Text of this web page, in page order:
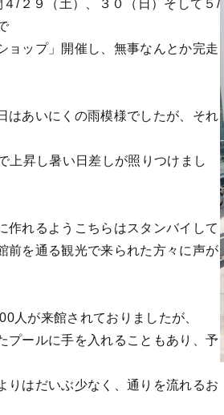
/２９（土）、３０（日）そして５/
ョップ」開催し、無事なんとか完走
はあいにくの雨模様でしたが、それ
上昇し暑い日差しが照りつけまし
作れるようこちらはスタンバイして
前を通る観光で来られた方々に声が
人が来館されておりましたが、
プールに手を入れることもあり、予
りはだいぶ少なく、通りを流れるお